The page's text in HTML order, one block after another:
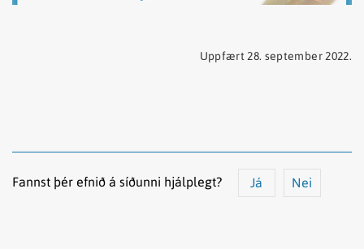
Uppfært 28. september 2022.
Fannst þér efnið á síðunni hjálplegt? Já Nei